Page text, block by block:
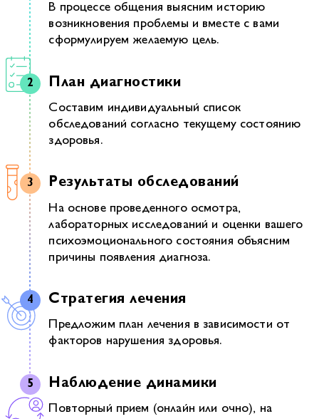
В процессе общения выясним историю
возникновения проблемы и вместе с вами
сформулируем желаемую цель.
План диагностики
Составим индивидуальный список
обследований согласно текущему состоянию
здоровья.
Результаты обследований
На основе проведенного осмотра,
лабораторных исследований и оценки вашего
психоэмоционального состояния объясним
причины появления диагноза.
Стратегия лечения
Предложим план лечения в зависимости от
факторов нарушения здоровья.
Наблюдение динамики
Повторный прием (онлайн или очно), на